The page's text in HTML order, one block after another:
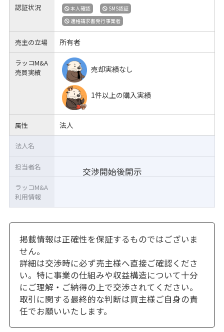
認証状況 本人確認
SMS認証
適格請求書発行事業者
売主の立場 所有者
ラッコM&A
売買実績
売却実績なし
1件以上の購入実績
属性 法人
交渉開始後開示
法人名
担当者名
ラッコM&A
利用情報
掲載情報は正確性を保証するものではございま
せん。
詳細は交渉時に必ず売主様へ直接ご確認くださ
い。特に事業の仕組みや収益構造について十分
にご理解・ご納得の上で交渉されてください。
取引に関する最終的な判断は買主様ご自身の責
任でお願いいたします。